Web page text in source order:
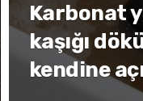
Karbonat
kaşığı
kendine